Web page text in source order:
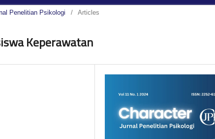
Penelitian Psikologi / Articles
Keperawatan